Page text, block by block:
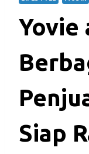
Yovie
Siap